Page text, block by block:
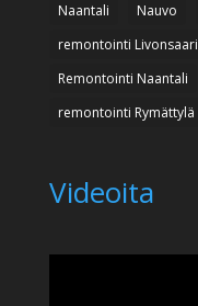
Naantali
Nauvo
remontointi Livonsaari
Remontointi Naantali
remontointi Rymättylä
Videoita